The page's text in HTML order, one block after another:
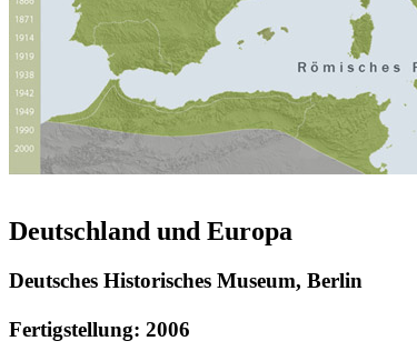
Deutschland und Europa
Deutsches Historisches Museum, Berlin
Fertigstellung: 2006